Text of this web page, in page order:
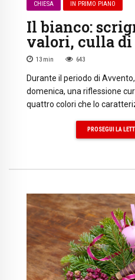
CHIESA IN PRIMO PIANO
Il bianco:
valori, culla
13 min 643
Durante il periodo di
domenica, una riflessione
quattro colori che lo
PROSEGUI LA